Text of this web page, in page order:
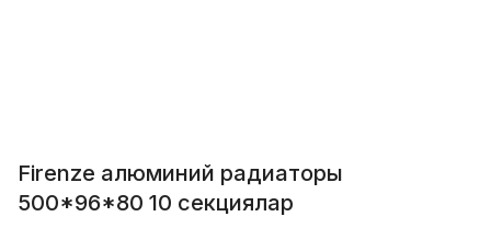
Firenze алюминий радиаторы
500*96*80 10 секциялар